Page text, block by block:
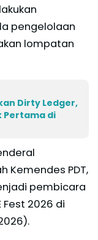
pengelolaan
lompatan
Dirty Ledger,
Pertama di
Kemendes PDT,
pembicara
Fest 2026 di